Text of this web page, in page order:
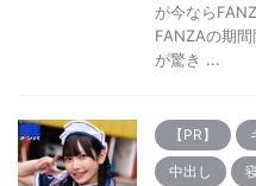
が今なら
FANZAの期
が驚き ...
【PR】
中出し